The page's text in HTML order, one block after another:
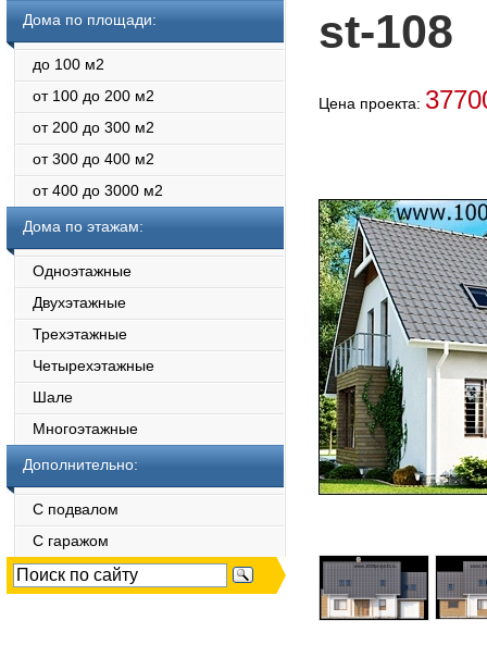
Дома по площади:
до 100 м2
от 100 до 200 м2
от 200 до 300 м2
от 300 до 400 м2
от 400 до 3000 м2
Дома по этажам:
Одноэтажные
Двухэтажные
Трехэтажные
Четырехэтажные
Шале
Многоэтажные
Дополнительно:
С подвалом
С гаражом
st-108
Цена проекта: